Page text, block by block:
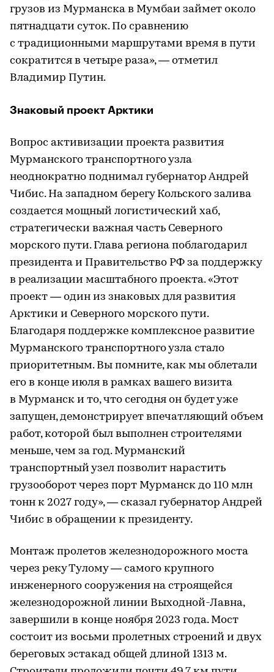
грузов из Мурманска в Мумбаи займет около
пятнадцати суток. По сравнению
с традиционными маршрутами время в пути
сократится в четыре раза», — отметил
Владимир Путин.
Знаковый проект Арктики
Вопрос активизации проекта развития
Мурманского транспортного узла
неоднократно поднимал губернатор Андрей
Чибис. На западном берегу Кольского залива
создается мощный логистический хаб,
стратегически важная часть Северного
морского пути. Глава региона поблагодарил
президента и Правительство РФ за поддержку
в реализации масштабного проекта. «Этот
проект — один из знаковых для развития
Арктики и Северного морского пути.
Благодаря поддержке комплексное развитие
Мурманского транспортного узла стало
приоритетным. Вы помните, как мы облетали
его в конце июля в рамках вашего визита
в Мурманск и то, что сегодня он будет уже
запущен, демонстрирует впечатляющий объем
работ, которой был выполнен строителями
меньше, чем за год. Мурманский
транспортный узел позволит нарастить
грузооборот через порт Мурманск до 110 млн
тонн к 2027 году», — сказал губернатор Андрей
Чибис в обращении к президенту.
Монтаж пролетов железнодорожного моста
через реку Тулому — самого крупного
инженерного сооружения на строящейся
железнодорожной линии Выходной-Лавна,
завершили в конце ноября 2023 года. Мост
состоит из восьми пролетных строений и двух
береговых эстакад общей длиной 1313 м.